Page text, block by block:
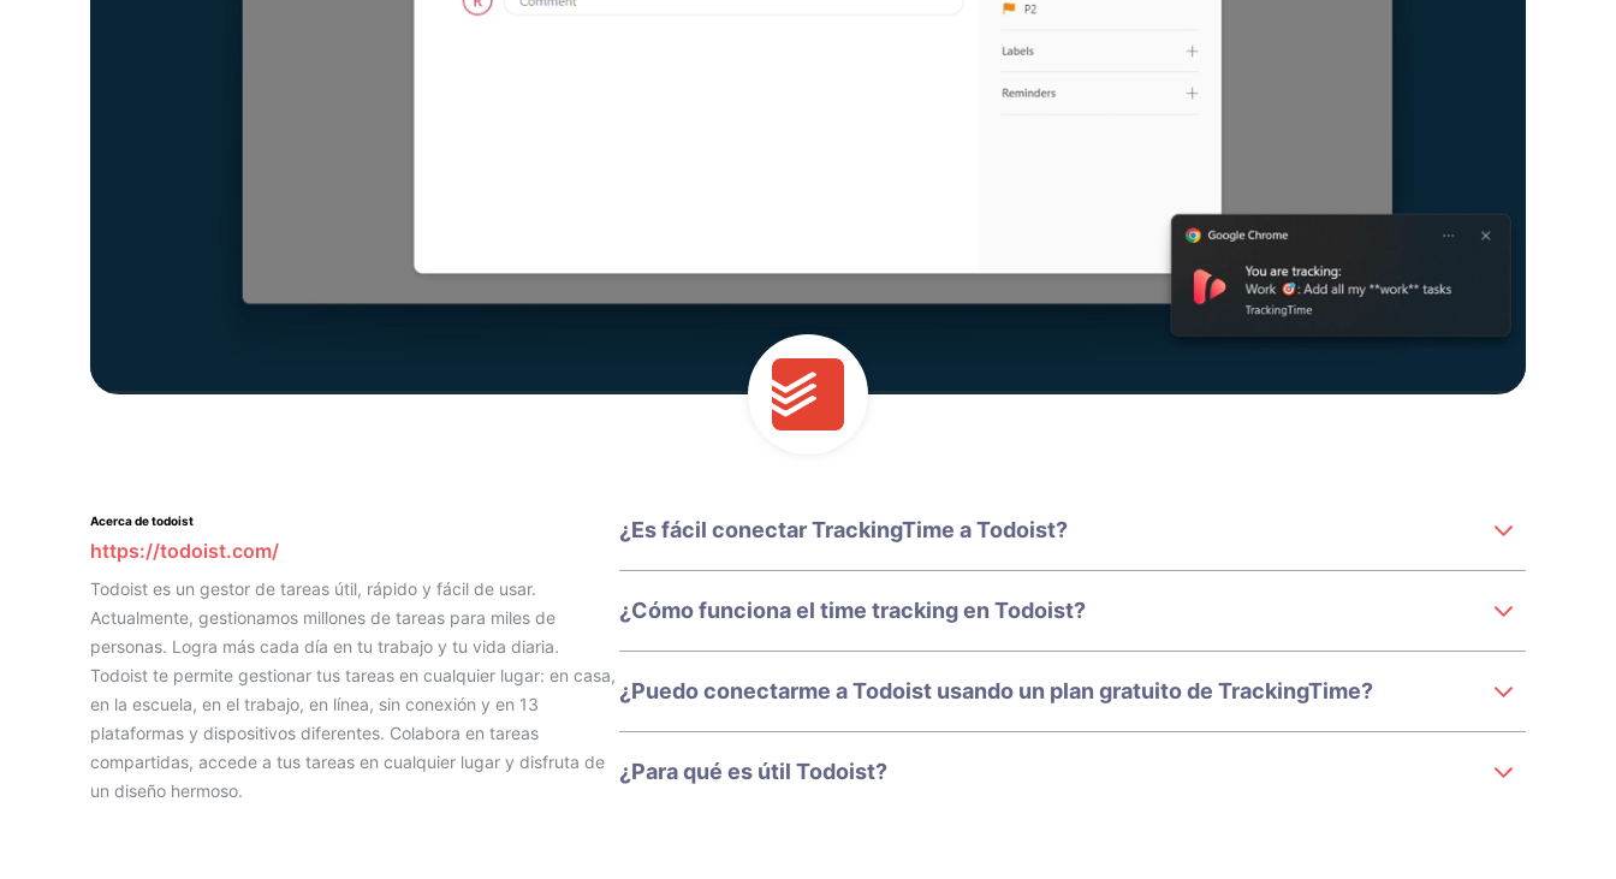
Acerca de todoist
https://todoist.com/
Todoist es un gestor de tareas útil, rápido y fácil de usar.
Actualmente, gestionamos millones de tareas para miles de
personas. Logra más cada día en tu trabajo y tu vida diaria.
Todoist te permite gestionar tus tareas en cualquier lugar: en casa,
en la escuela, en el trabajo, en línea, sin conexión y en 13
plataformas y dispositivos diferentes. Colabora en tareas
compartidas, accede a tus tareas en cualquier lugar y disfruta de
un diseño hermoso.
¿Es fácil conectar TrackingTime a Todoist?
¿Cómo funciona el time tracking en Todoist?
¿Puedo conectarme a Todoist usando un plan gratuito de TrackingTime?
¿Para qué es útil Todoist?